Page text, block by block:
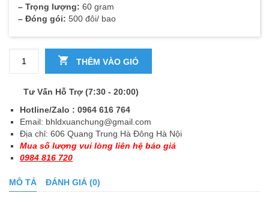
– Trọng lượng: 60 gram
– Đóng gói: 500 đôi/ bao
THÊM VÀO GIỎ
Tư Vấn Hỗ Trợ (7:30 - 20:00)
Hotline/Zalo : 0964 616 764
Email: bhldxuanchung@gmail.com
Địa chỉ: 606 Quang Trung Hà Đông Hà Nội
Mua số lượng vui lòng liên hệ báo giá
0984 816 720
MÔ TẢ ĐÁNH GIÁ (0)